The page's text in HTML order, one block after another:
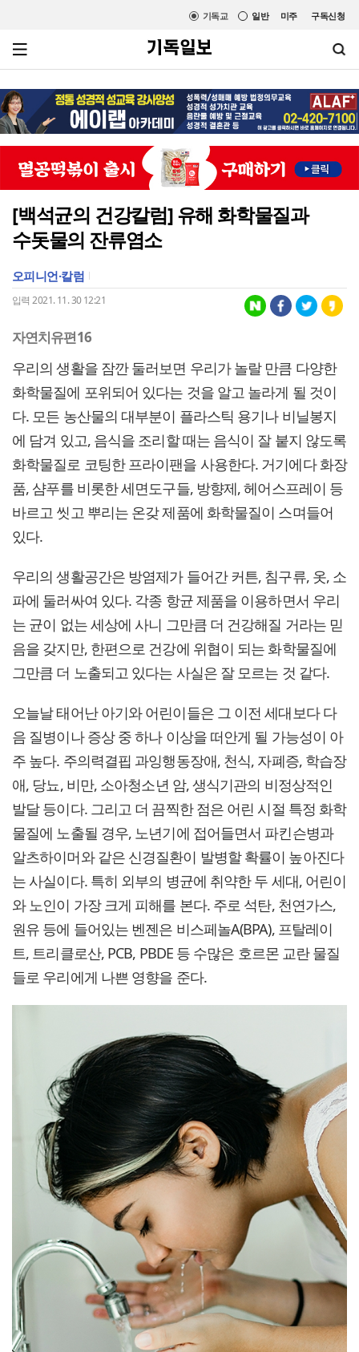
미주 구독신청
일반
기독교
[백석균의 건강칼럼] 유해 화학물질과
수돗물의 잔류염소
오피니언·칼럼
입력 2021. 11. 30 12:21
자연치유편16
우리의 생활을 잠깐 둘러보면 우리가 놀랄 만큼 다양한
화학물질에 포위되어 있다는 것을 알고 놀라게 될 것이
다. 모든 농산물의 대부분이 플라스틱 용기나 비닐봉지
에 담겨 있고, 음식을 조리할 때는 음식이 잘 붙지 않도록
화학물질로 코팅한 프라이팬을 사용한다. 거기에다 화장
품, 샴푸를 비롯한 세면도구들, 방향제, 헤어스프레이 등
바르고 씻고 뿌리는 온갖 제품에 화학물질이 스며들어
있다.
우리의 생활공간은 방염제가 들어간 커튼, 침구류, 옷, 소
파에 둘러싸여 있다. 각종 항균 제품을 이용하면서 우리
는 균이 없는 세상에 사니 그만큼 더 건강해질 거라는 믿
음을 갖지만, 한편으로 건강에 위협이 되는 화학물질에
그만큼 더 노출되고 있다는 사실은 잘 모르는 것 같다.
오늘날 태어난 아기와 어린이들은 그 이전 세대보다 다
음 질병이나 증상 중 하나 이상을 떠안게 될 가능성이 아
주 높다. 주의력결핍 과잉행동장애, 천식, 자폐증, 학습장
애, 당뇨, 비만, 소아청소년 암, 생식기관의 비정상적인
발달 등이다. 그리고 더 끔찍한 점은 어린 시절 특정 화학
물질에 노출될 경우, 노년기에 접어들면서 파킨슨병과
알츠하이머와 같은 신경질환이 발병할 확률이 높아진다
는 사실이다. 특히 외부의 병균에 취약한 두 세대, 어린이
와 노인이 가장 크게 피해를 본다. 주로 석탄, 천연가스,
원유 등에 들어있는 벤젠은 비스페놀A(BPA), 프탈레이
트, 트리클로산, PCB, PBDE 등 수많은 호르몬 교란 물질
들로 우리에게 나쁜 영향을 준다.